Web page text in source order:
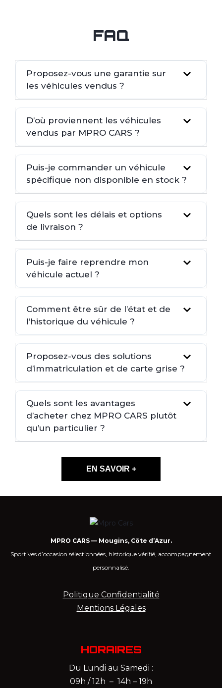
FAQ
Proposez-vous une garantie sur
les véhicules vendus ?
D’où proviennent les véhicules
vendus par MPRO CARS ?
Puis-je commander un véhicule
spécifique non disponible en stock ?
Quels sont les délais et options
de livraison ?
Puis-je faire reprendre mon
véhicule actuel ?
Comment être sûr de l’état et de
l’historique du véhicule ?
Proposez-vous des solutions
d’immatriculation et de carte grise ?
Quels sont les avantages
d’acheter chez MPRO CARS plutôt
qu’un particulier ?
EN SAVOIR +
MPRO CARS — Mougins, Côte d’Azur.
Sportives d’occasion sélectionnées, historique vérifié, accompagnement
personnalisé.
Politique Confidentialité
Mentions Légales
HORAIRES
Du Lundi au Samedi :
09h / 12h – 14h – 19h